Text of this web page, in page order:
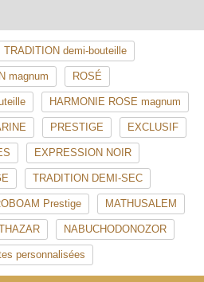
TRADITION demi-bouteille
magnum ROSÉ
HARMONIE ROSE magnum
PRESTIGE EXCLUSIF
EXPRESSION NOIR
TRADITION DEMI-SEC
Prestige MATHUSALEM
NABUCHODONOZOR
personnalisées